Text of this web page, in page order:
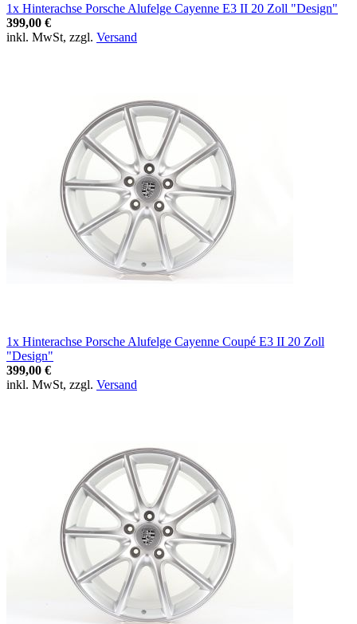
1x Hinterachse Porsche Alufelge Cayenne E3 II 20 Zoll "Design"
399,00 €
inkl. MwSt, zzgl. Versand
1x Hinterachse Porsche Alufelge Cayenne Coupé E3 II 20 Zoll
"Design"
399,00 €
inkl. MwSt, zzgl. Versand